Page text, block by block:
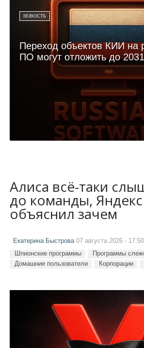
НОВОСТЬ
Переход объектов КИИ на
ПО могут отложить до
Алиса всё-таки
до команды, Яндекс
объяснил зачем
Екатерина Быстрова 07 августа 2026 - 17:50
Шпионские программы
Программы
Домашние пользователи
Корпорации